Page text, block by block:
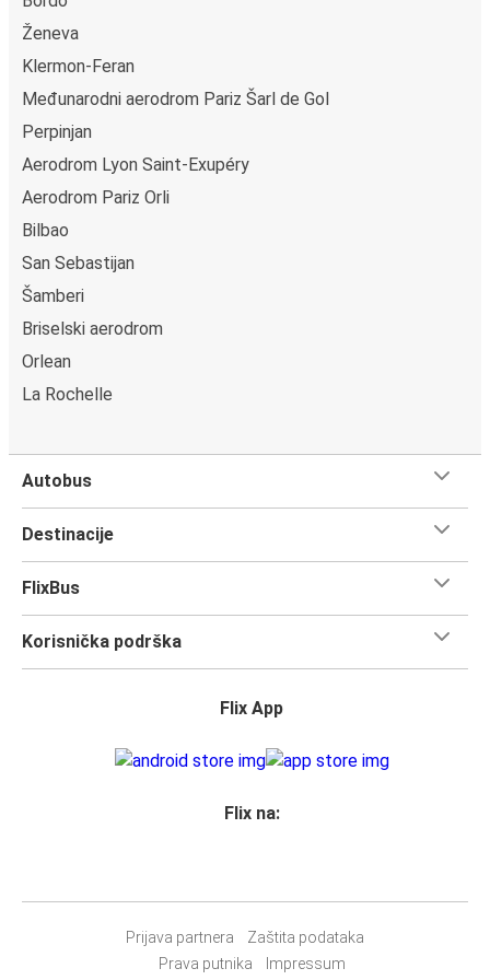
Ženeva
Klermon-Feran
Međunarodni aerodrom Pariz Šarl de Gol
Perpinjan
Aerodrom Lyon Saint-Exupéry
Aerodrom Pariz Orli
Bilbao
San Sebastijan
Šamberi
Briselski aerodrom
Orlean
La Rochelle
Autobus
Destinacije
FlixBus
Korisnička podrška
Flix App
Flix na:
Prijava partnera
Zaštita podataka
Prava putnika
Impressum